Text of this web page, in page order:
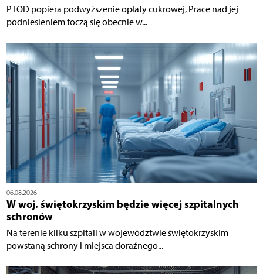
PTOD popiera podwyższenie opłaty cukrowej, Prace nad jej
podniesieniem toczą się obecnie w...
06.08.2026
W woj. świętokrzyskim będzie więcej szpitalnych
schronów
Na terenie kilku szpitali w województwie świętokrzyskim
powstaną schrony i miejsca doraźnego...